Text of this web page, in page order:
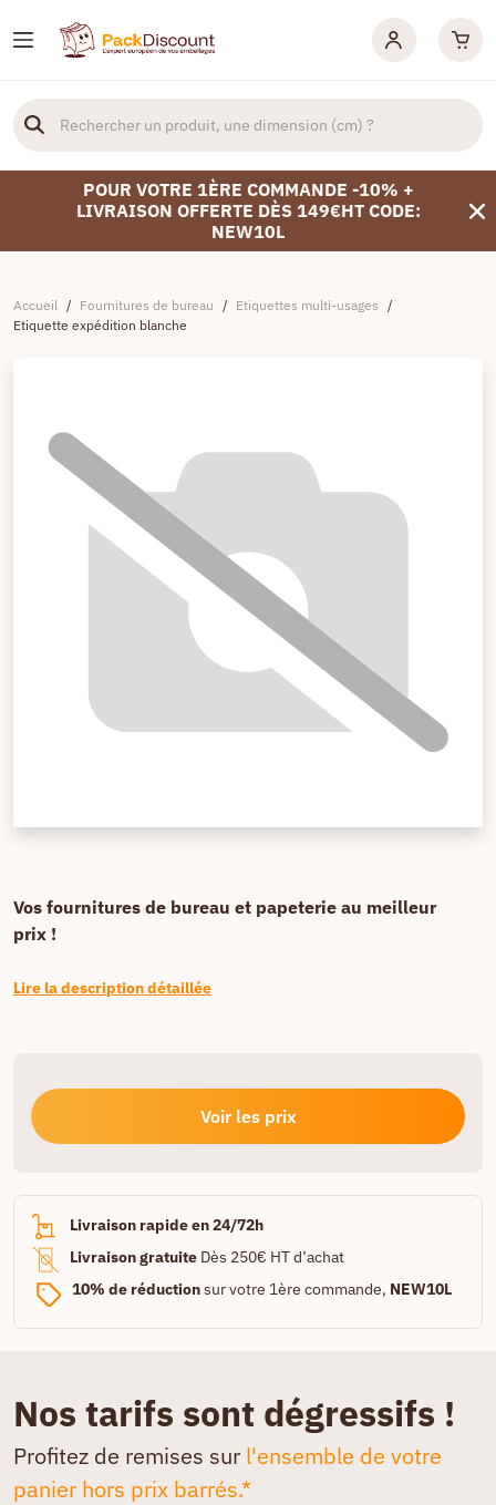
POUR VOTRE 1ÈRE COMMANDE -10% +
LIVRAISON OFFERTE DÈS 149€HT CODE:
NEW10L
Accueil / Fournitures de bureau / Etiquettes multi-usages /
Etiquette expédition blanche
Vos fournitures de bureau et papeterie au meilleur
prix !
Lire la description détaillée
Voir les prix
Livraison rapide en 24/72h
Livraison gratuite Dès 250€ HT d’achat
10% de réductionsur votre 1ère commande, NEW10L
Nos tarifs sont dégressifs !
Profitez de remises sur l'ensemble de votre
panier hors prix barrés.*